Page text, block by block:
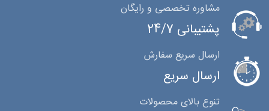
مشاوره تخصصی و رایگان
پشتیبانی 24/7
ارسال سریع سفارش
ارسال سریع
تنوع بالای محصولات